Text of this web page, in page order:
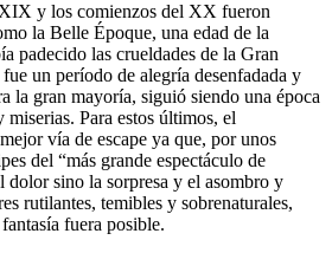
y los comienzos del XX fueron
la Belle Époque, una edad de la
padecido las crueldades de la Gran
un período de alegría desenfadada y
la gran mayoría, siguió siendo una época
Para estos últimos, el
vía de escape ya que, por unos
del “más grande espectáculo de
dolor sino la sorpresa y el asombro y
rutilantes, temibles y sobrenaturales,
fuera posible.